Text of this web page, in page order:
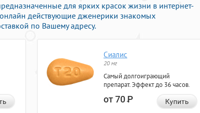
для ярких красок жизни в интернет-
действующие дженерики знакомых
по Вашему адресу.
Сиалис
20 мг
Самый долгоиграющий
препарат. Эффект до 36 часов.
от 70Р Купить